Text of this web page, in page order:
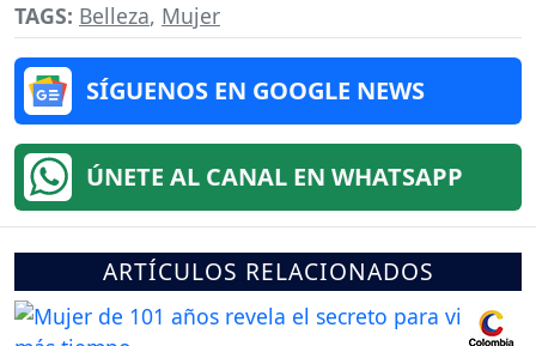
TAGS: Belleza, Mujer
SÍGUENOS EN GOOGLE NEWS
ÚNETE AL CANAL EN WHATSAPP
ARTÍCULOS RELACIONADOS